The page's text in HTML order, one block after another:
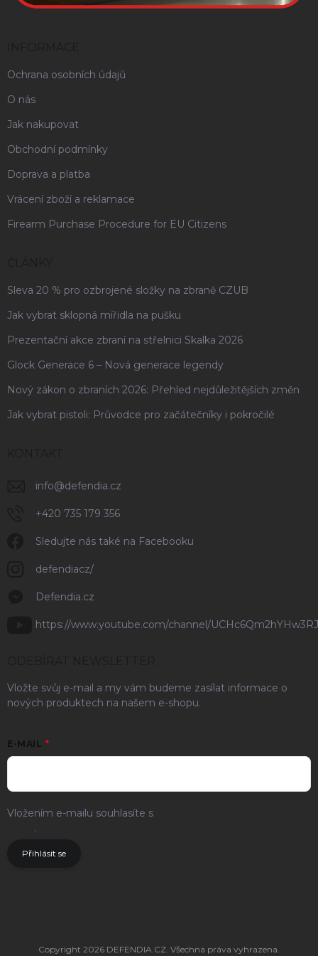
Ochrana osobních údajů
O nás
Jak nakupovat
Obchodní podmínky
Doprava a platba
Vrácení zboží a reklamace
Firearm Purchase Procedure for EU Citizens
Sleva 20 % pro ozbrojené složky na zbraně CZUB
Jak vybrat sklopná mířidla na pušku
Prezentační akce zbraní na střelnici Skalka 2026
Glock Generace 6 – Nová generace legendy
Nový zákon o zbraních 2026: Přehled nejdůležitějších změn
Jak vybrat pistoli: Průvodce pro začátečníky i pokročilé
info@defendia.cz
+420 735 179 356
Sledujte nás také na Facebooku
defendiacz/
Defendia.cz
https://www.youtube.com/channel/
Vložte svůj e-mail a my vám budeme zasílat informace o
nových produktech na našem e-shopu.
E-MAIL
Vložením e-mailu souhlasíte s
.
Přihlásit se
Copyright 2026 DEFENDIA.CZ. Všechna práva vyhrazena.